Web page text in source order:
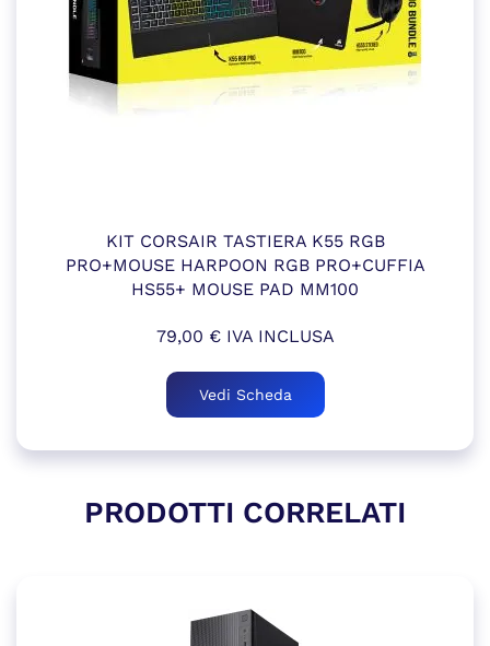
KIT CORSAIR TASTIERA K55 RGB
PRO+MOUSE HARPOON RGB PRO+CUFFIA
HS55+ MOUSE PAD MM100
79,00 €IVA INCLUSA
Vedi Scheda
PRODOTTI CORRELATI